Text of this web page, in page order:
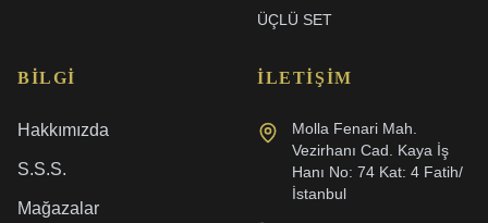
ÜÇLÜ SET
BILGI
Hakkımızda
S.S.S.
Mağazalar
İLETIŞIM
Molla Fenari Mah.
Vezirhanı Cad. Kaya İş
Hanı No: 74 Kat: 4 Fatih/
İstanbul